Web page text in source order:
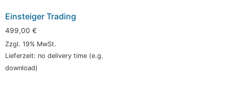
Einsteiger Trading
499,00 €
Zzgl. 19% MwSt.
Lieferzeit: no delivery time (e.g.
download)